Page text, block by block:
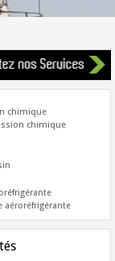
chimique
aéroréfrigérante